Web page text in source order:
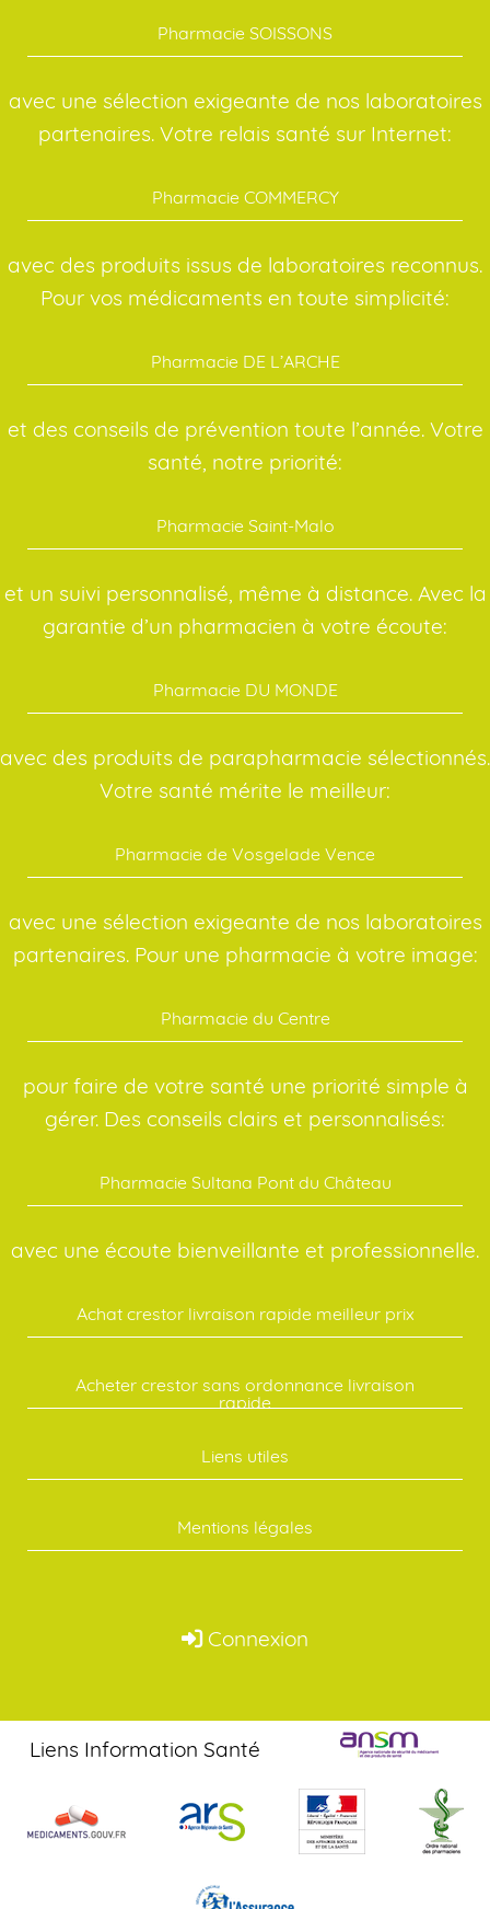
Pharmacie SOISSONS
avec une sélection exigeante de nos laboratoires
partenaires. Votre relais santé sur Internet:
Pharmacie COMMERCY
avec des produits issus de laboratoires reconnus.
Pour vos médicaments en toute simplicité:
Pharmacie DE L’ARCHE
et des conseils de prévention toute l’année. Votre
santé, notre priorité:
Pharmacie Saint-Malo
et un suivi personnalisé, même à distance. Avec la
garantie d’un pharmacien à votre écoute:
Pharmacie DU MONDE
avec des produits de parapharmacie sélectionnés.
Votre santé mérite le meilleur:
Pharmacie de Vosgelade Vence
avec une sélection exigeante de nos laboratoires
partenaires. Pour une pharmacie à votre image:
Pharmacie du Centre
pour faire de votre santé une priorité simple à
gérer. Des conseils clairs et personnalisés:
Pharmacie Sultana Pont du Château
avec une écoute bienveillante et professionnelle.
Achat crestor livraison rapide meilleur prix
Acheter crestor sans ordonnance livraison
rapide
Liens utiles
Mentions légales
Connexion
Liens Information Santé